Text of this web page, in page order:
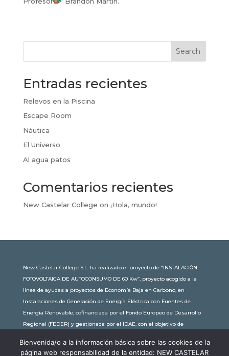
Search
Entradas recientes
Relevos en la Piscina
Escape Room
Náutica
El Universo
Al agua patos
Comentarios recientes
New Castelar College on ¡Hola, mundo!
New Castelar College S.L. ha realizado el proyecto de “INSTALACIÓN
FOTOVOLTAICA DE AUTOCONSUMO DE 60 Kw”, proyecto acogido a la
línea de ayudas a proyectos de Economía Baja en Carbono, en
Instalaciones de Generación de Energía Eléctrica con Fuentes de
Energía Renovable, cofinanciada por el Fondo Europeo de Desarrollo
Regional (FEDER) y gestionada por el IDAE, con el objetivo de
subvención de 30.245,63€. Con una potencia instalada de 60kW, la
Bienvenida/o a la información básica sobre las cookies de la
página web responsabilidad de la entidad: NEW CASTELAR